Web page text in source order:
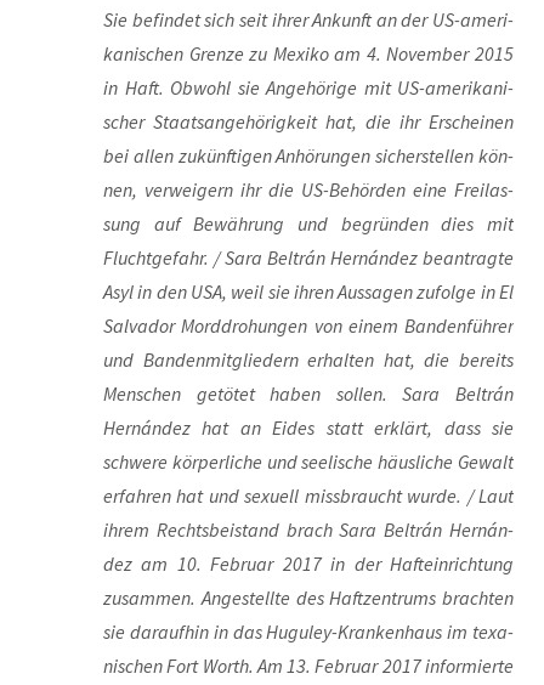
Sie befin­det sich seit ihrer Ankunft an der US-ame­ri­
ka­ni­schen Gren­ze zu Mexi­ko am 4. Novem­ber 2015
in Haft. Obwohl sie Ange­hö­ri­ge mit US-ame­ri­ka­ni­
scher Staats­an­ge­hö­rig­keit hat, die ihr Erschei­nen
bei allen zukünf­ti­gen Anhö­run­gen sicher­stel­len kön­
nen, ver­wei­gern ihr die US-Behör­den eine Frei­las­
sung auf Bewäh­rung und begrün­den dies mit
Flucht­ge­fahr. / Sara Bel­trán Hernán­dez bean­trag­te
Asyl in den USA, weil sie ihren Aus­sa­gen zufol­ge in El
Sal­va­dor Mord­dro­hun­gen von einem Ban­den­füh­rer
und Ban­den­mit­glie­dern erhal­ten hat, die bereits
Men­schen getö­tet haben sol­len. Sara Bel­trán
Hernán­dez hat an Eides statt erklärt, dass sie
schwe­re kör­per­li­che und see­li­sche häus­li­che Gewalt
erfah­ren hat und sexu­ell miss­braucht wur­de. / Laut
ihrem Rechts­bei­stand brach Sara Bel­trán Hernán­
dez am 10. Febru­ar 2017 in der Haft­ein­rich­tung
zusam­men. Ange­stell­te des Haft­zen­trums brach­ten
sie dar­auf­hin in das Hugu­ley-Kran­ken­haus im texa­
ni­schen Fort Worth. Am 13. Febru­ar 2017 infor­mier­te